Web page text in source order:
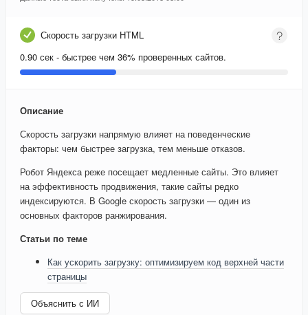
Скорость загрузки HTML
0.90 сек - быстрее чем 36% проверенных сайтов.
Описание
Скорость загрузки напрямую влияет на поведенческие
факторы: чем быстрее загрузка, тем меньше отказов.
Робот Яндекса реже посещает медленные сайты. Это влияет
на эффективность продвижения, такие сайты редко
индексируются. В Google скорость загрузки — один из
основных факторов ранжирования.
Статьи по теме
Как ускорить загрузку: оптимизируем код верхней части
страницы
Объяснить с ИИ